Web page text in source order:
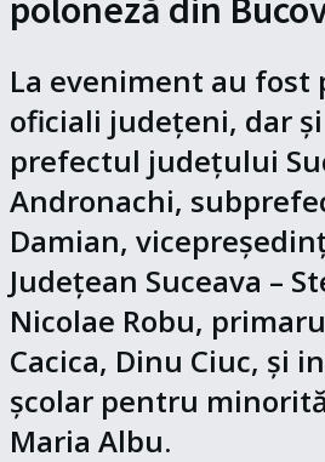
poloneză din
La eveniment au fost
oficiali județeni, dar
prefectul județului
Andronachi,
Damian,
Județean Suceava –
Nicolae Robu,
Cacica, Dinu Ciuc, și
școlar pentru
Maria Albu.